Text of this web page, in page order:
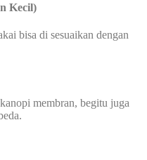
Kecil)
bisa di sesuaikan dengan
membran, begitu juga